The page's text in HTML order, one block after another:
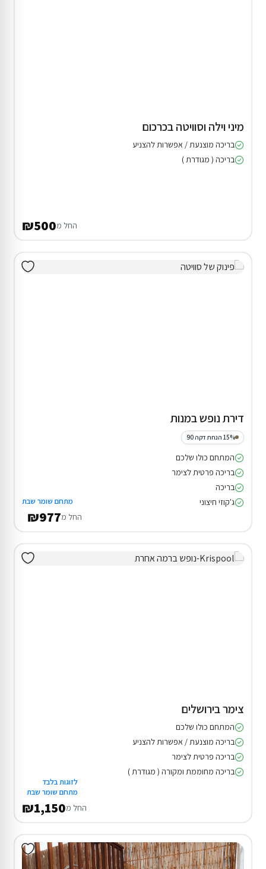
מיני וילה וסוויטה בכרכום
בריכה מוצנעת / אפשרות להצניע
בריכה ( מגודרת )
החל מ₪500
דירת נופש במנות
15% הנחת דקה 90
המתחם כולו שלכם
בריכה פרטית לצימר
בריכה
ג'קוזי חיצוני
מתחם שומר שבת
החל מ₪977
צימר בירושלים
המתחם כולו שלכם
בריכה מוצנעת / אפשרות להצניע
בריכה פרטית לצימר
בריכה מחוממת ומקורה ( מגודרת )
לזוגות בלבד
מתחם שומר שבת
החל מ₪1,150